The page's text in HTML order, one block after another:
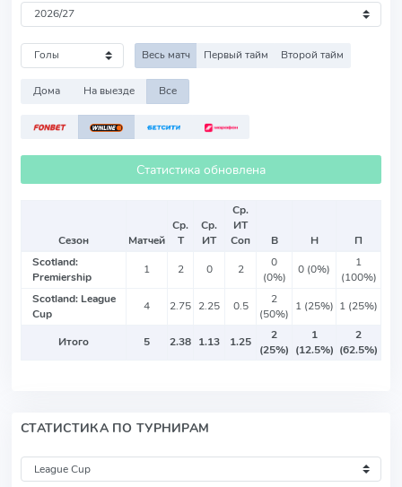
Весь матч Первый тайм Второй тайм
Дома На выезде Все
Статистика обновлена
Сезон Матчей
Ср.
Т
Ср.
ИТ
Ср.
ИТ
Соп
В Н
П
Scotland:
Premiership
1 2 0 2
0
(0%)
0 (0%)
1
(100%)
Scotland: League
Cup
4 2.75 2.25 0.5
2
(50%)
1 (25%) 1 (25%)
Итого 5 2.38 1.13 1.25
2
(25%)
1
(12.5%)
2
(62.5%)
СТАТИСТИКА ПО ТУРНИРАМ